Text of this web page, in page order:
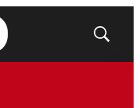
Mostrar